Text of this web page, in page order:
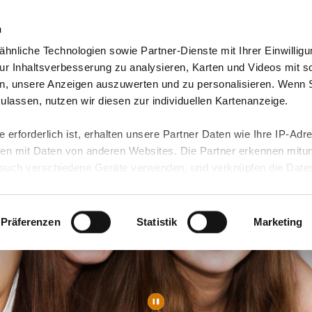
Technologien sowie Partner-Dienste mit Ihrer
Inhaltsverbesserung zu analysieren, Karten und Videos mit
unsere Anzeigen auszuwerten und zu personalisieren. Wenn
nutzen wir diesen zur individuellen Kartenanzeige.
erforderlich ist, erhalten unsere Partner Daten wie Ihre IP-
mit Daten von anderen Websites. Die Partner erkennen
verschiedene Geräte verwenden, und verknüpfen die Daten
Daten führen kann.
unserenDatenschutzhinweisenund in unsererCookie-
Funktionen für diese Zwecke aktiviert sind, müssen Sie
können mittels nachfolgender Buttons über Ihre Einwilligung für
erteilte Einwilligung stets für die Zukunft widerrufen. Bitte
Präferenzen Statistik Marketing
& Angebote Presse & Themen Jobs & Karriere